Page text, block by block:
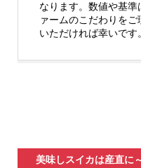
なります。数値や基
ァームのこだわりを
いただければ幸いです。
美味しスイカは産直に